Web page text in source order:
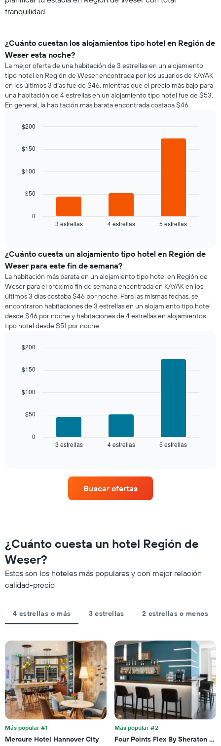
tranquilidad.
¿Cuánto cuestan los alojamientos tipo hotel en Región de
Weser esta noche?
La mejor oferta de una habitación de 3 estrellas en un alojamiento
tipo hotel en Región de Weser encontrada por los usuarios de KAYAK
en los últimos 3 días fue de $46, mientras que el precio más bajo para
una habitación de 4 estrellas en un alojamiento tipo hotel fue de $53.
En general, la habitación más barata encontrada costaba $46.
with
bars.
siguiente
muestra
de
habitación
para
esta
noche,
calculado
a
partir
los
3 días
por
de
gráfico
hoteles
estrellas.
El
gráfico
muestra
X
que
el
precio
promedio
de
una
habitación
para
esta
noche,
calculado
a
3 estrellas 4 estrellas 5 estrellas
0
$50
$100
$150
$200
¿Cuánto cuesta un alojamiento tipo hotel en Región de
Weser para este fin de semana?
La habitación más barata en un alojamiento tipo hotel en Región de
Weser para el próximo fin de semana encontrada en KAYAK en los
últimos 3 días costaba $46 por noche. Para las mismas fechas, se
encontraron habitaciones de 3 estrellas en un alojamiento tipo hotel
desde $46 por noche y habitaciones de 4 estrellas en alojamientos
tipo hotel desde $51 por noche.
with
bars.
siguiente
muestra
semana,
calculado
a
partir
de
los
y
agrupado
número
de
estrellas
El
gráfico
muestra
1
eje
X
que
indica
3 estrellas 4 estrellas 5 estrellas
0
$50
$100
$150
$200
Buscar ofertas
¿Cuánto cuesta un hotel Región de
Weser?
Estos son los hoteles más populares y con mejor relación
calidad-precio
4 estrellas o más 3 estrellas 2 estrellas o menos
Más popular #1
Mercure Hotel Hannover City
Más popular #2
Four Points Flex By Sheraton